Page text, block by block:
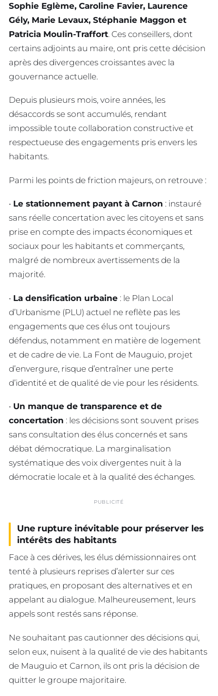
Sophie Eglème, Caroline Favier, Laurence
Gély, Marie Levaux, Stéphanie Maggon et
Patricia Moulin-Traffort. Ces conseillers, dont
certains adjoints au maire, ont pris cette décision
après des divergences croissantes avec la
gouvernance actuelle.
Depuis plusieurs mois, voire années, les
désaccords se sont accumulés, rendant
impossible toute collaboration constructive et
respectueuse des engagements pris envers les
habitants.
Parmi les points de friction majeurs, on retrouve :
• Le stationnement payant à Carnon : instauré
sans réelle concertation avec les citoyens et sans
prise en compte des impacts économiques et
sociaux pour les habitants et commerçants,
malgré de nombreux avertissements de la
majorité.
• La densification urbaine : le Plan Local
d’Urbanisme (PLU) actuel ne reflète pas les
engagements que ces élus ont toujours
défendus, notamment en matière de logement
et de cadre de vie. La Font de Mauguio, projet
d’envergure, risque d’entraîner une perte
d’identité et de qualité de vie pour les résidents.
• Un manque de transparence et de
concertation : les décisions sont souvent prises
sans consultation des élus concernés et sans
débat démocratique. La marginalisation
systématique des voix divergentes nuit à la
démocratie locale et à la qualité des échanges.
PUBLICITÉ
Une rupture inévitable pour préserver les
intérêts des habitants
Face à ces dérives, les élus démissionnaires ont
tenté à plusieurs reprises d’alerter sur ces
pratiques, en proposant des alternatives et en
appelant au dialogue. Malheureusement, leurs
appels sont restés sans réponse.
Ne souhaitant pas cautionner des décisions qui,
selon eux, nuisent à la qualité de vie des habitants
de Mauguio et Carnon, ils ont pris la décision de
quitter le groupe majoritaire.